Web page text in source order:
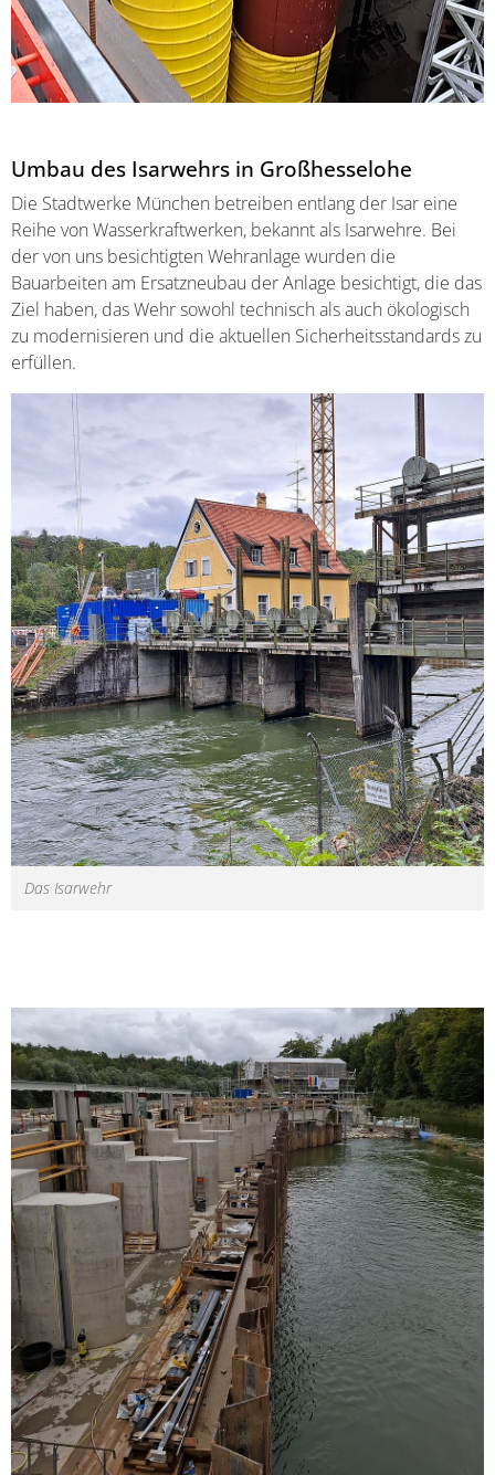
Umbau des Isarwehrs in Großhesselohe
Die Stadtwerke München betreiben entlang der Isar eine
Reihe von Wasserkraftwerken, bekannt als Isarwehre. Bei
der von uns besichtigten Wehranlage wurden die
Bauarbeiten am Ersatzneubau der Anlage besichtigt, die das
Ziel haben, das Wehr sowohl technisch als auch ökologisch
zu modernisieren und die aktuellen Sicherheitsstandards zu
erfüllen.
Das Isarwehr